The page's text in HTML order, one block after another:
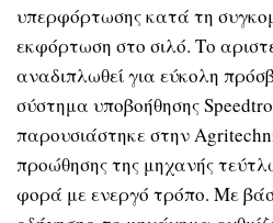
υπερφόρτωσης κατά τη
εκφόρτωση στο σιλό. Το
αναδιπλωθεί για εύκολη
σύστημα υποβοήθησης
παρουσιάστηκε στην
προώθησης της μηχανής
φορά με ενεργό τρόπο. Με